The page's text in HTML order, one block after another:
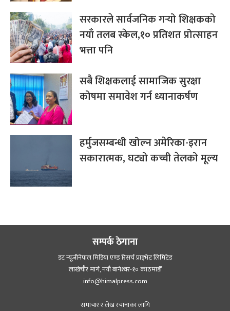
सरकारले सार्वजनिक गर्‍यो शिक्षकको
नयाँ तलब स्केल,१० प्रतिशत प्रोत्साहन
भत्ता पनि
सबै शिक्षकलाई सामाजिक सुरक्षा
कोषमा समावेश गर्न ध्यानाकर्षण
हर्मुजसम्बन्धी खोल्न अमेरिका-इरान
सकारात्मक, घट्यो कच्ची तेलको मूल्य
सम्पर्क ठेगाना
डट न्यूजीनेपाल मिडिया एण्ड रिसर्च प्राइभेट लिमिटेड
लाखेचौर मार्ग, नयाँ बानेश्‍वर-१० काठमाडौँ
info@himalpress.com
समाचार र लेख रचानाका लागि